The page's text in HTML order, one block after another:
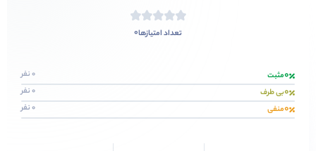
تعداد امتیازها0
0مثبت 0 نفر
0بی طرف 0 نفر
0منفی 0 نفر